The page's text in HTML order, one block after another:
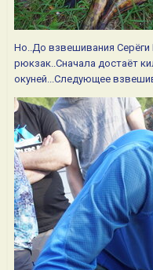
Но..До взвешивания
рюкзак..Сначала достаёт
окуней...Следующее